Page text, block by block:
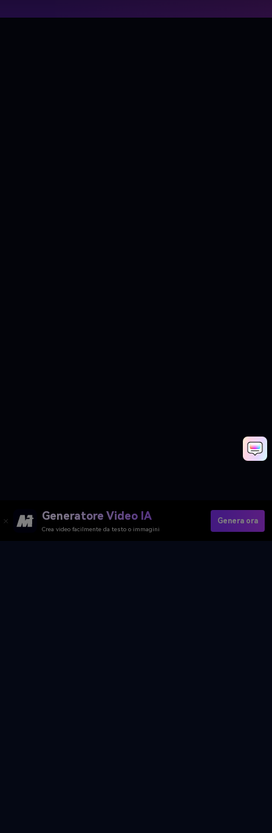
Generatore Video IA
Crea video facilmente da testo o immagini
Genera ora